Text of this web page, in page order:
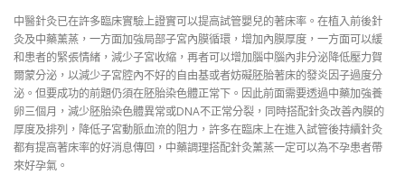
中醫針灸已在許多臨床實驗上證實可以提高試管嬰兒的著床率。在植入前後針
灸及中藥薰蒸，一方面加強局部子宮內膜循環，增加內膜厚度，一方面可以緩
和患者的緊張情緒，減少子宮收縮，再者可以增加腦中腦內非分泌降低壓力賀
爾蒙分泌，以減少子宮腔內不好的自由基或者妨礙胚胎著床的發炎因子過度分
泌。但要成功的前題仍須在胚胎染色體正常下。因此前面需要透過中藥加強養
卵三個月，減少胚胎染色體異常或DNA不正常分裂，同時搭配針灸改善內膜的
厚度及排列，降低子宮動脈血流的阻力，許多在臨床上在進入試管後持續針灸
都有提高著床率的好消息傳回，中藥調理搭配針灸薰蒸一定可以為不孕患者帶
來好孕氣。